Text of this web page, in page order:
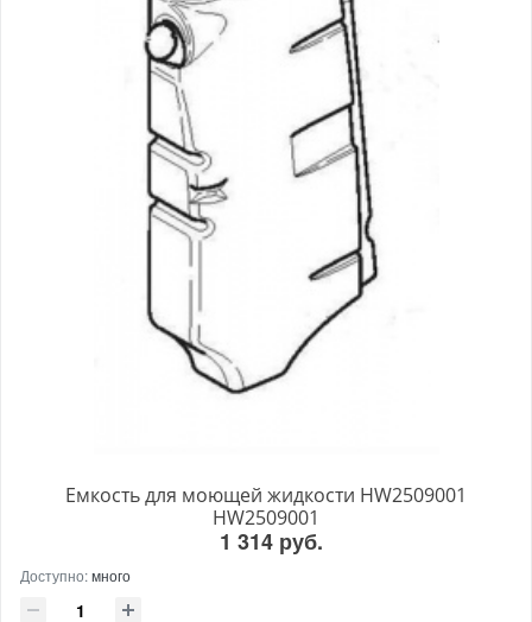
Емкость для моющей жидкости HW2509001
HW2509001
1 314 руб.
Доступно:много